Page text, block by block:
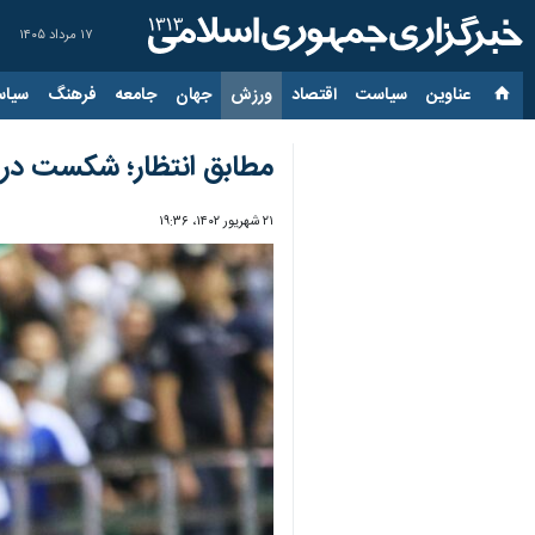
۱۷ مرداد ۱۴۰۵
عناوین‌ سیاست اقتصاد ورزش جهان جامعه فرهنگ
مطابق انتظار؛ شکست در
۲۱ شهریور ۱۴۰۲، ۱۹:۳۶